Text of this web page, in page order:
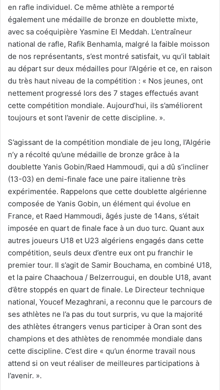
en rafle individuel. Ce même athlète a remporté
également une médaille de bronze en doublette mixte,
avec sa coéquipière Yasmine El Meddah. L’entraîneur
national de rafle, Rafik Benhamla, malgré la faible moisson
de nos représentants, s’est montré satisfait, vu qu’il tablait
au départ sur deux médailles pour l’Algérie et ce, en raison
du très haut niveau de la compétition : « Nos jeunes, ont
nettement progressé lors des 7 stages effectués avant
cette compétition mondiale. Aujourd’hui, ils s’améliorent
toujours et sont l’avenir de cette discipline. ».
S’agissant de la compétition mondiale de jeu long, l’Algérie
n’y a récolté qu’une médaille de bronze grâce à la
doublette Yanis Gobin/Raed Hammoudi, qui a dû s’incliner
(13-03) en demi-finale face une paire italienne très
expérimentée. Rappelons que cette doublette algérienne
composée de Yanis Gobin, un élément qui évolue en
France, et Raed Hammoudi, âgés juste de 14ans, s’était
imposée en quart de finale face à un duo turc. Quant aux
autres joueurs U18 et U23 algériens engagés dans cette
compétition, seuls deux d’entre eux ont pu franchir le
premier tour. Il s’agit de Samir Bouchama, en combiné U18,
et la paire Chaachoua / Belzerrougui, en double U18, avant
d’être stoppés en quart de finale. Le Directeur technique
national, Youcef Mezaghrani, a reconnu que le parcours de
ses athlètes ne l’a pas du tout surpris, vu que la majorité
des athlètes étrangers venus participer à Oran sont des
champions et des athlètes de renommée mondiale dans
cette discipline. C’est dire « qu’un énorme travail nous
attend si on veut réaliser de meilleures participations à
l’avenir. ».